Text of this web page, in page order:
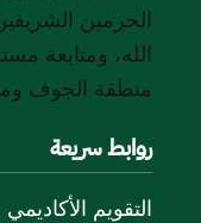
الحرمين
الله، ومتابعة
منطقة الجوف
روابط سريعة
التقويم الأكاديمي